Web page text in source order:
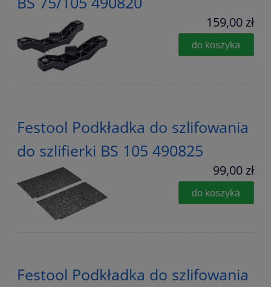
159,00 zł
do koszyka
Festool Podkładka do szlifowania
do szlifierki BS 105 490825
99,00 zł
do koszyka
Festool Podkładka do szlifowania